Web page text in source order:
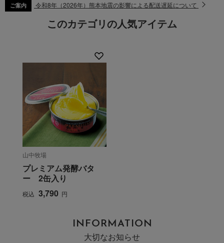
ご案内 令和8年（2026年）熊本地震の影響による配送遅延について
このカテゴリの人気アイテム
山中牧場
プレミアム発酵バタ
ー 2缶入り
税込 3,790 円
INFORMATION
大切なお知らせ